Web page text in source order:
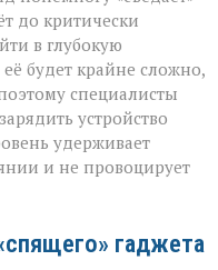
до критически
в глубокую
будет крайне сложно,
специалисты
устройство
удерживает
и не провоцирует
гаджета